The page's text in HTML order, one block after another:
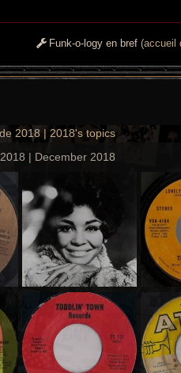
Funk-o-logy en bref (accueil
2018 | 2018's topics
| December 2018